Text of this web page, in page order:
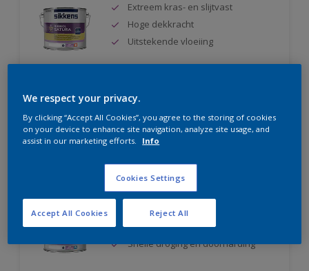
Extreem kras- en slijtvast
Hoge dekkracht
Uitstekende vloeiing
Rubbol BL Rezisto Satin
Extreem kras- en slijtvast
Huidvetresistente zijdeglanslak
Snelle droging en doorharding
We respect your privacy.
By clicking “Accept All Cookies”, you agree to the storing of cookies
on your device to enhance site navigation, analyze site usage, and
assist in our marketing efforts.
Info
Cookies Settings
Reject All
Accept All Cookies